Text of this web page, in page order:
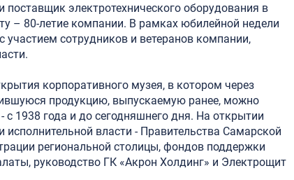
электротехнического оборудования в
– 80-летие компании. В рамках юбилейной недели
сотрудников и ветеранов компании,
корпоративного музея, в котором через
продукцию, выпускаемую ранее, можно
с 1938 года и до сегодняшнего дня. На открытии
исполнительной власти - Правительства Самарской
региональной столицы, фондов поддержки
руководство ГК «Акрон Холдинг» и Электрощит